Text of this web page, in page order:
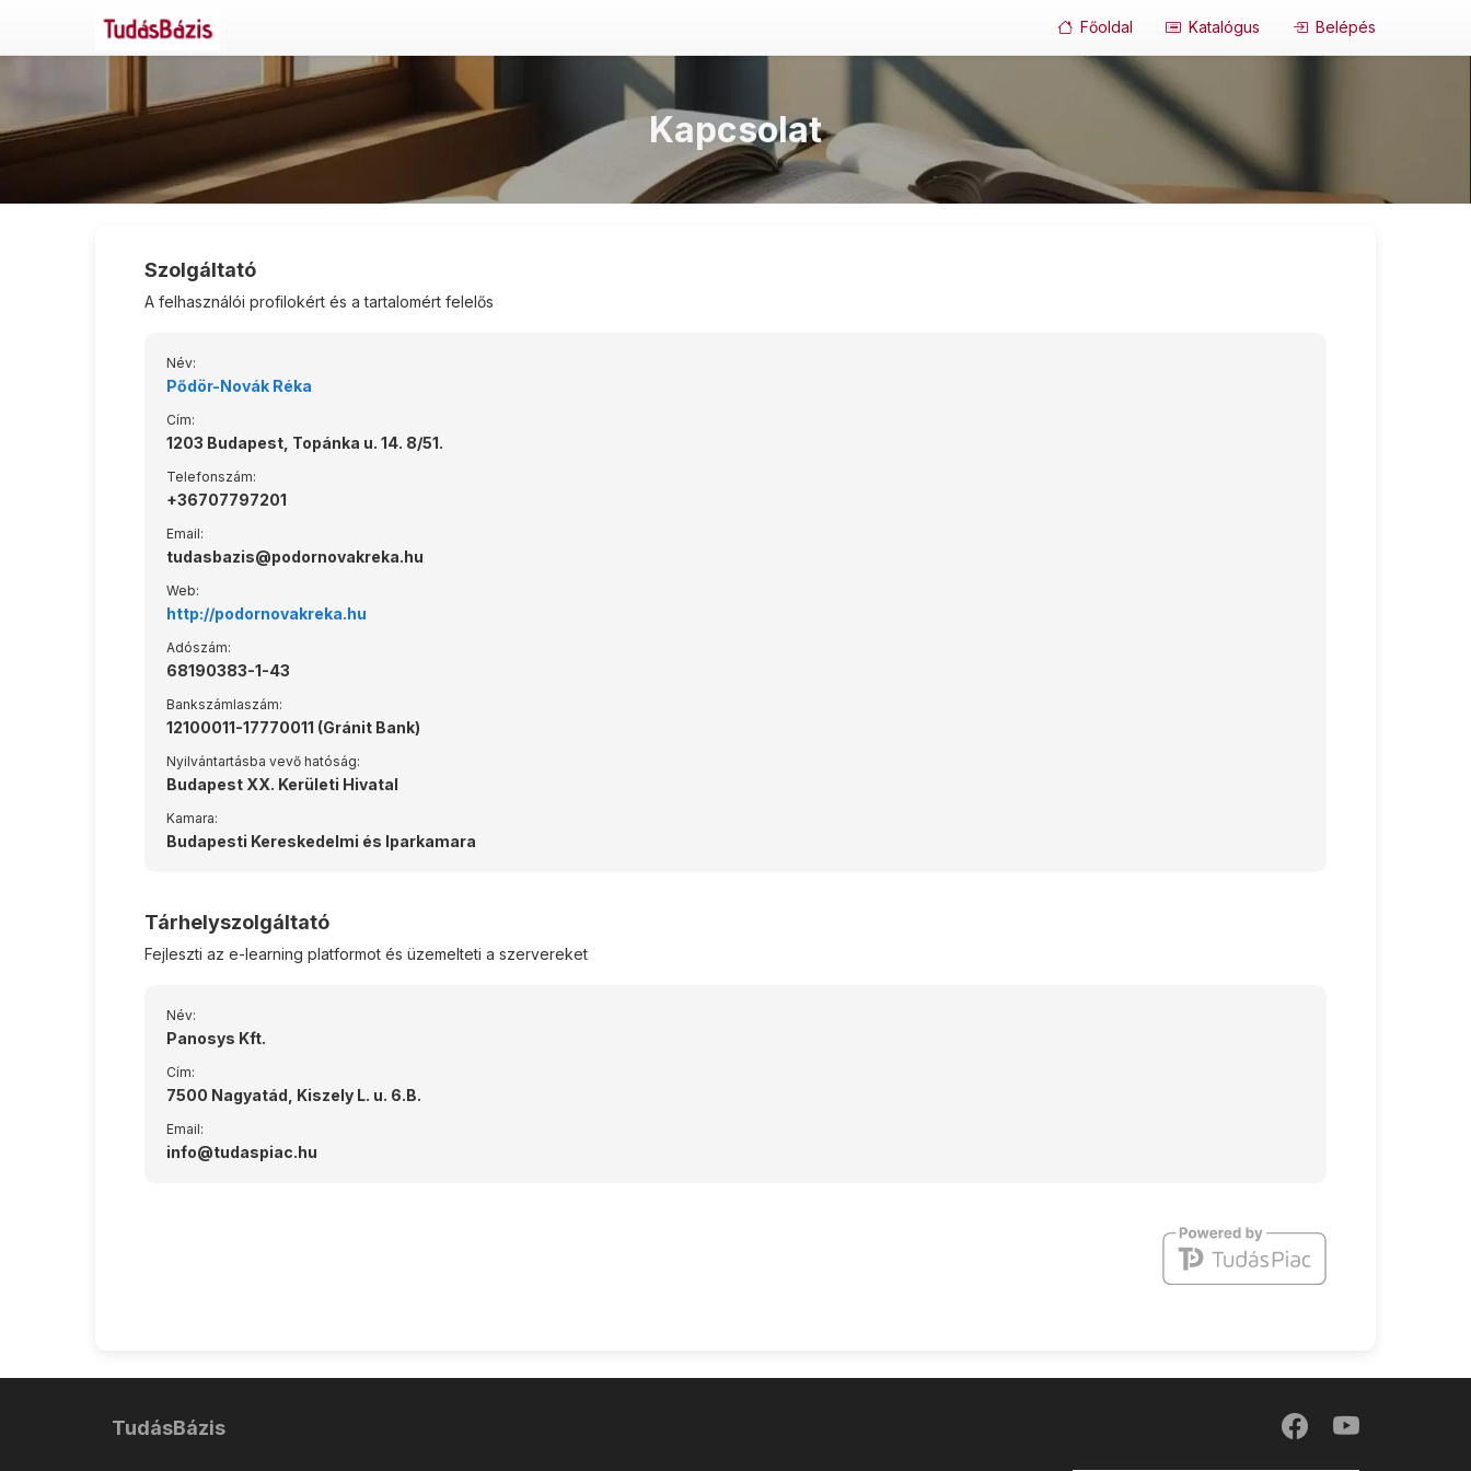
Főoldal Katalógus Belépés
Kapcsolat
Szolgáltató
A felhasználói profilokért és a tartalomért felelős
Név:
Pődör-Novák Réka
Cím:
1203 Budapest, Topánka u. 14. 8/51.
Telefonszám:
+36707797201
Email:
tudasbazis@podornovakreka.hu
Web:
http://podornovakreka.hu
Adószám:
68190383-1-43
Bankszámlaszám:
12100011-17770011 (Gránit Bank)
Nyilvántartásba vevő hatóság:
Budapest XX. Kerületi Hivatal
Kamara:
Budapesti Kereskedelmi és Iparkamara
Tárhelyszolgáltató
Fejleszti az e-learning platformot és üzemelteti a szervereket
Név:
Panosys Kft.
Cím:
7500 Nagyatád, Kiszely L. u. 6.B.
Email:
info@tudaspiac.hu
TudásBázis